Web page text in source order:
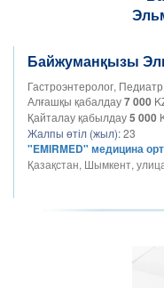
Байжуманқызы
Гастроэнтеролог,
Алғашқы қабалдау7 000
Қайталау қабылдау5 000
Жалпы өтіл (жыл):23
"EMIRMED" медицина
Қазақстан, Шымкент,